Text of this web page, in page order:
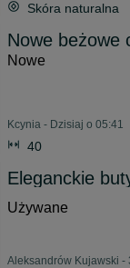
Skóra naturalna
Nowe beżowe
Nowe
Kcynia - Dzisiaj o 05:41
40
Eleganckie
Używane
Aleksandrów Kujawski -